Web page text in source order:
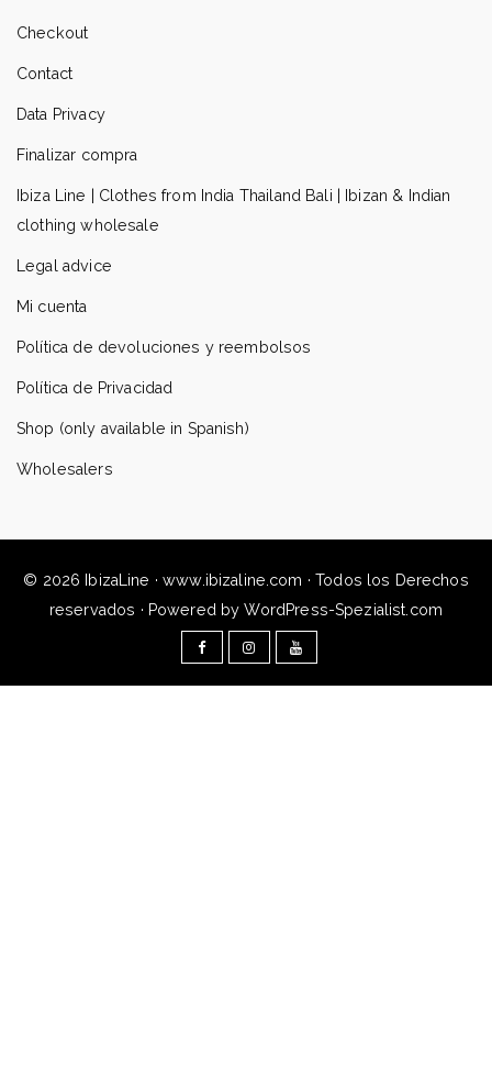
Checkout
Contact
Data Privacy
Finalizar compra
Ibiza Line | Clothes from India Thailand Bali | Ibizan & Indian
clothing wholesale
Legal advice
Mi cuenta
Política de devoluciones y reembolsos
Política de Privacidad
Shop (only available in Spanish)
Wholesalers
© 2026 IbizaLine · www.ibizaline.com · Todos los Derechos
reservados · Powered by WordPress-Spezialist.com